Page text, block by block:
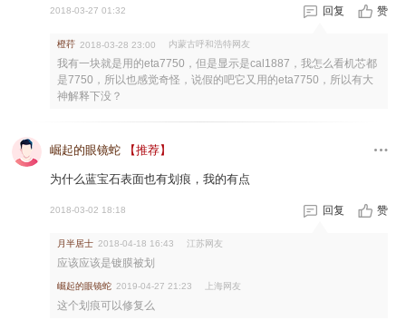
2018-03-27 01:32 回复 赞
橙荇 2018-03-28 23:00 内蒙古呼和浩特网友
我有一块就是用的eta7750，但是显示是cal1887，我怎么看机芯都
是7750，所以也感觉奇怪，说假的吧它又用的eta7750，所以有大
神解释下没？
崛起的眼镜蛇 【推荐】
为什么蓝宝石表面也有划痕，我的有点
2018-03-02 18:18 回复 赞
月半居士 2018-04-18 16:43 江苏网友
应该应该是镀膜被划
崛起的眼镜蛇 2019-04-27 21:23 上海网友
这个划痕可以修复么